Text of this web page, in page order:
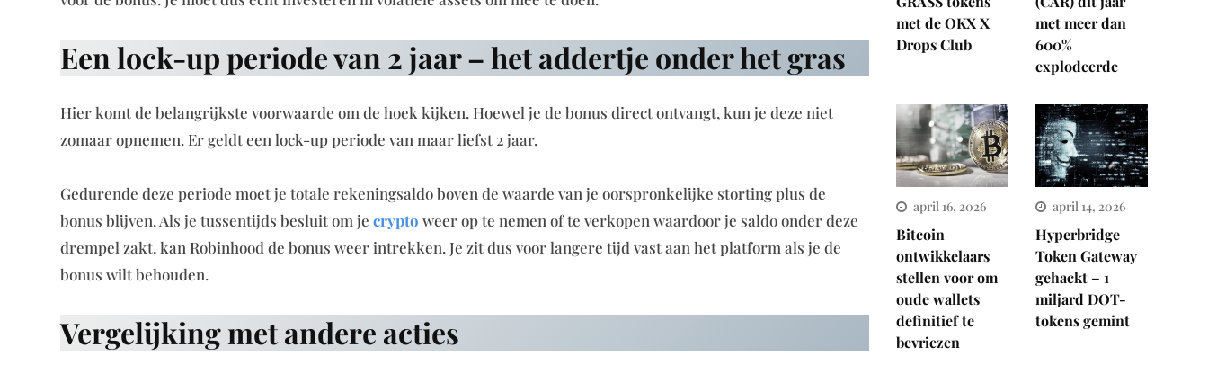
Een lock-up periode van 2 jaar – het addertje onder het gras
Hier komt de belangrijkste voorwaarde om de hoek kijken. Hoewel je de bonus direct ontvangt, kun je deze niet
zomaar opnemen. Er geldt een lock-up periode van maar liefst 2 jaar.
Gedurende deze periode moet je totale rekeningsaldo boven de waarde van je oorspronkelijke storting plus de
bonus blijven. Als je tussentijds besluit om je crypto weer op te nemen of te verkopen waardoor je saldo onder deze
drempel zakt, kan Robinhood de bonus weer intrekken. Je zit dus voor langere tijd vast aan het platform als je de
bonus wilt behouden.
Vergelijking met andere acties
met de OKX X
Drops Club
met meer dan
600%
explodeerde
april 16, 2026
Bitcoin
ontwikkelaars
stellen voor om
oude wallets
definitief te
bevriezen
april 14, 2026
Hyperbridge
Token Gateway
gehackt – 1
miljard DOT-
tokens gemint